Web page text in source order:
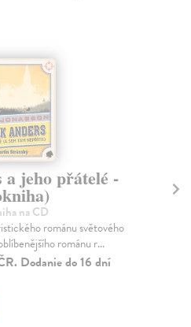
jeho přátelé -
na CD
románu světového
románu r...
Dodanie do 16 dní